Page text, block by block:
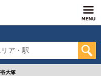
リア・駅
大塚